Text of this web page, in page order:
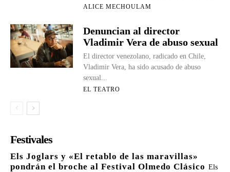
ALICE MECHOULAM
Denuncian al director
Vladimir Vera de abuso sexual
El director venezolano, radicado en Chile,
Vladimir Vera, ha sido acusado de abuso
sexual...
EL TEATRO
Festivales
Els Joglars y «El retablo de las maravillas»
pondrán el broche al Festival Olmedo Clásico Els